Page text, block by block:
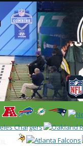
français sur la NFL et le
NEWS